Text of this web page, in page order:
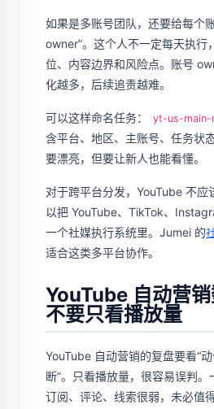
如果是多账号团队，还要给每个
owner”。这个人不一定每天执行
位、内容边界和风险点。账号
化越多，后续追责越难。
可以这样命名任务： yt-us-main-
含平台、地区、主账号、任务状
要漂亮，但要让新人也能看懂。
对于跨平台分发，YouTube 不应
以把 YouTube、TikTok、
一个社媒执行系统里。Jumei 的
适合这类多平台协作。
YouTube 自动营销
不要只看播放量
YouTube 自动营销的复盘要看“
断”。只看播放量，很容易误判
订阅、评论、线索很弱，未必值得